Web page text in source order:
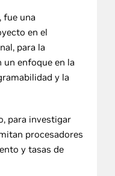
fue una
en el
para la
un enfoque en la
y la
para investigar
procesadores
y tasas de